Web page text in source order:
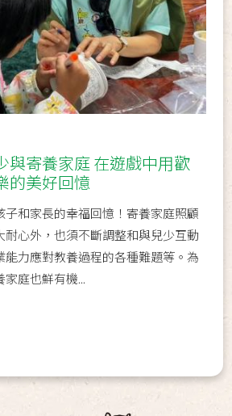
與寄養家庭 在遊戲中用歡
的美好回憶
子和家長的幸福回憶！寄養家庭照顧
耐心外，也須不斷調整和與兒少互動
能力應對教養過程的各種難題等。為
庭也鮮有機...